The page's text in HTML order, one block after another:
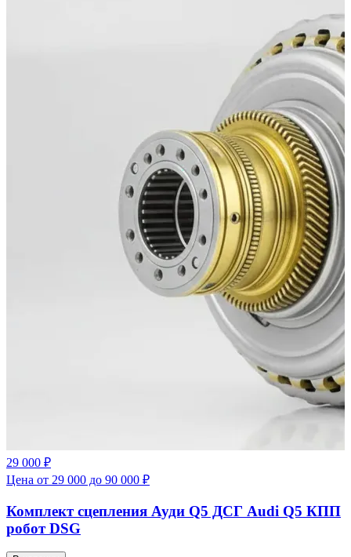
29 000 ₽
Цена от 29 000 до 90 000 ₽
Комплект сцепления Ауди Q5 ДСГ Audi Q5 КПП
робот DSG